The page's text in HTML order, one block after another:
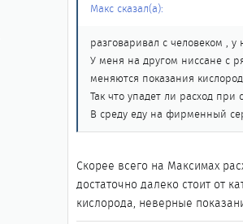
Макс сказал(а):
разговаривал с человеком ,
У меня на другом ниссане с
меняются показания
Так что упадет ли расход
В среду еду на фирменный
Скорее всего на Максимах
достаточно далеко стоит от
кислорода, неверные